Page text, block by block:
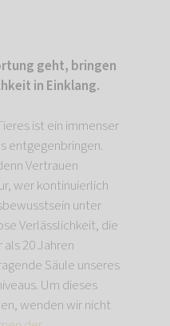
geht, bringen
in Einklang.
ist ein immenser
entgegenbringen.
Vertrauen
wer kontinuierlich
unter
Verlässlichkeit, die
20 Jahren
Säule unseres
Um dieses
wenden wir nicht